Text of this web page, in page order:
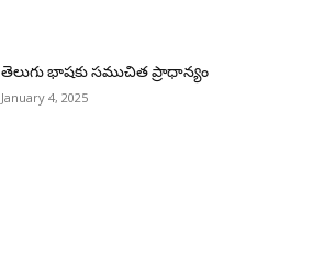
​తెలుగు భాషకు సముచిత ప్రాధాన్యం
January 4, 2025